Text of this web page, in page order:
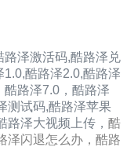
路泽激活码,酷路泽兑
1.0,酷路泽2.0,酷路泽
酷路泽7.0， 酷路泽
测试码,酷路泽苹果
路泽大视频上传， 酷
泽闪退怎么办，酷路